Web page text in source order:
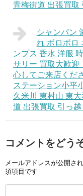
青梅街道 出張買取
シャンパン
れ ボロボロ
ンプス 香水 洋服
サリー 買取大歓迎
心してご来店くだ
ステーション小平
久米川 東村山 東
道 出張買取 引っ
コメントをどう
メールアドレスが公開さ
須項目です